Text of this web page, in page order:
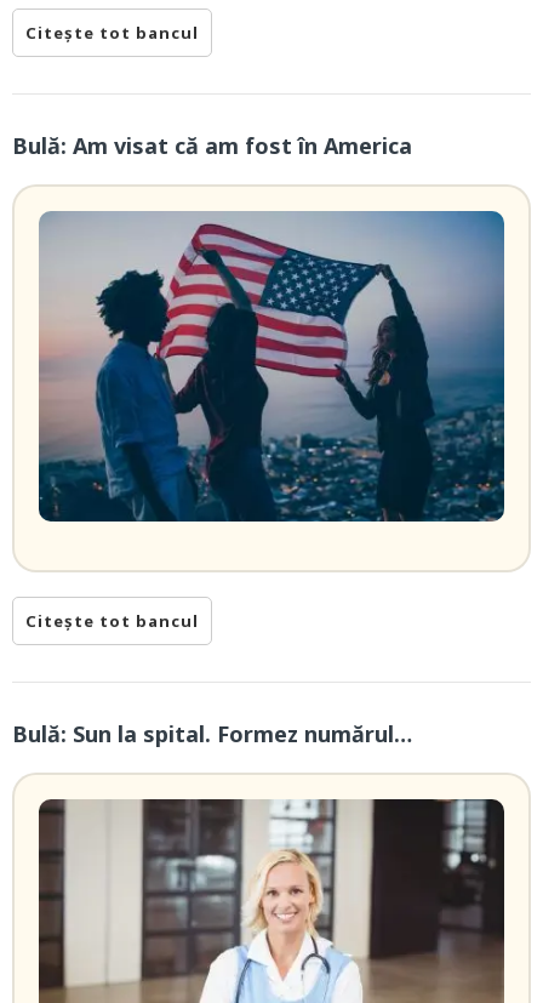
Citește tot bancul
Bulă: Am visat că am fost în America
Citește tot bancul
Bulă: Sun la spital. Formez numărul…